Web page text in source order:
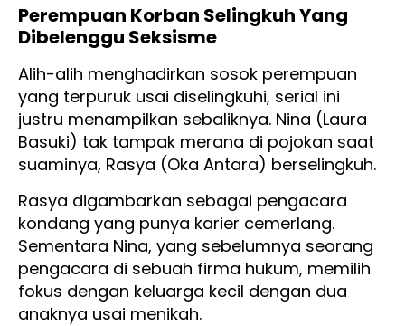
Perempuan Korban Selingkuh Yang
Dibelenggu Seksisme
Alih-alih menghadirkan sosok perempuan
yang terpuruk usai diselingkuhi, serial ini
justru menampilkan sebaliknya. Nina (Laura
Basuki) tak tampak merana di pojokan saat
suaminya, Rasya (Oka Antara) berselingkuh.
Rasya digambarkan sebagai pengacara
kondang yang punya karier cemerlang.
Sementara Nina, yang sebelumnya seorang
pengacara di sebuah firma hukum, memilih
fokus dengan keluarga kecil dengan dua
anaknya usai menikah.